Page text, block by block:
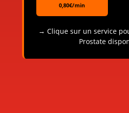
0,80€/min
→ Clique sur un service
Prostate